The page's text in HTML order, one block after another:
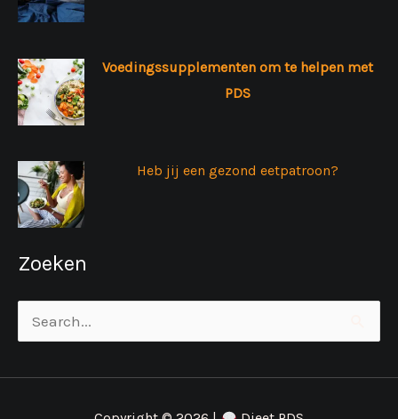
Voedingssupplementen om te helpen met
PDS
Heb jij een gezond eetpatroon?
Zoeken
Zoek